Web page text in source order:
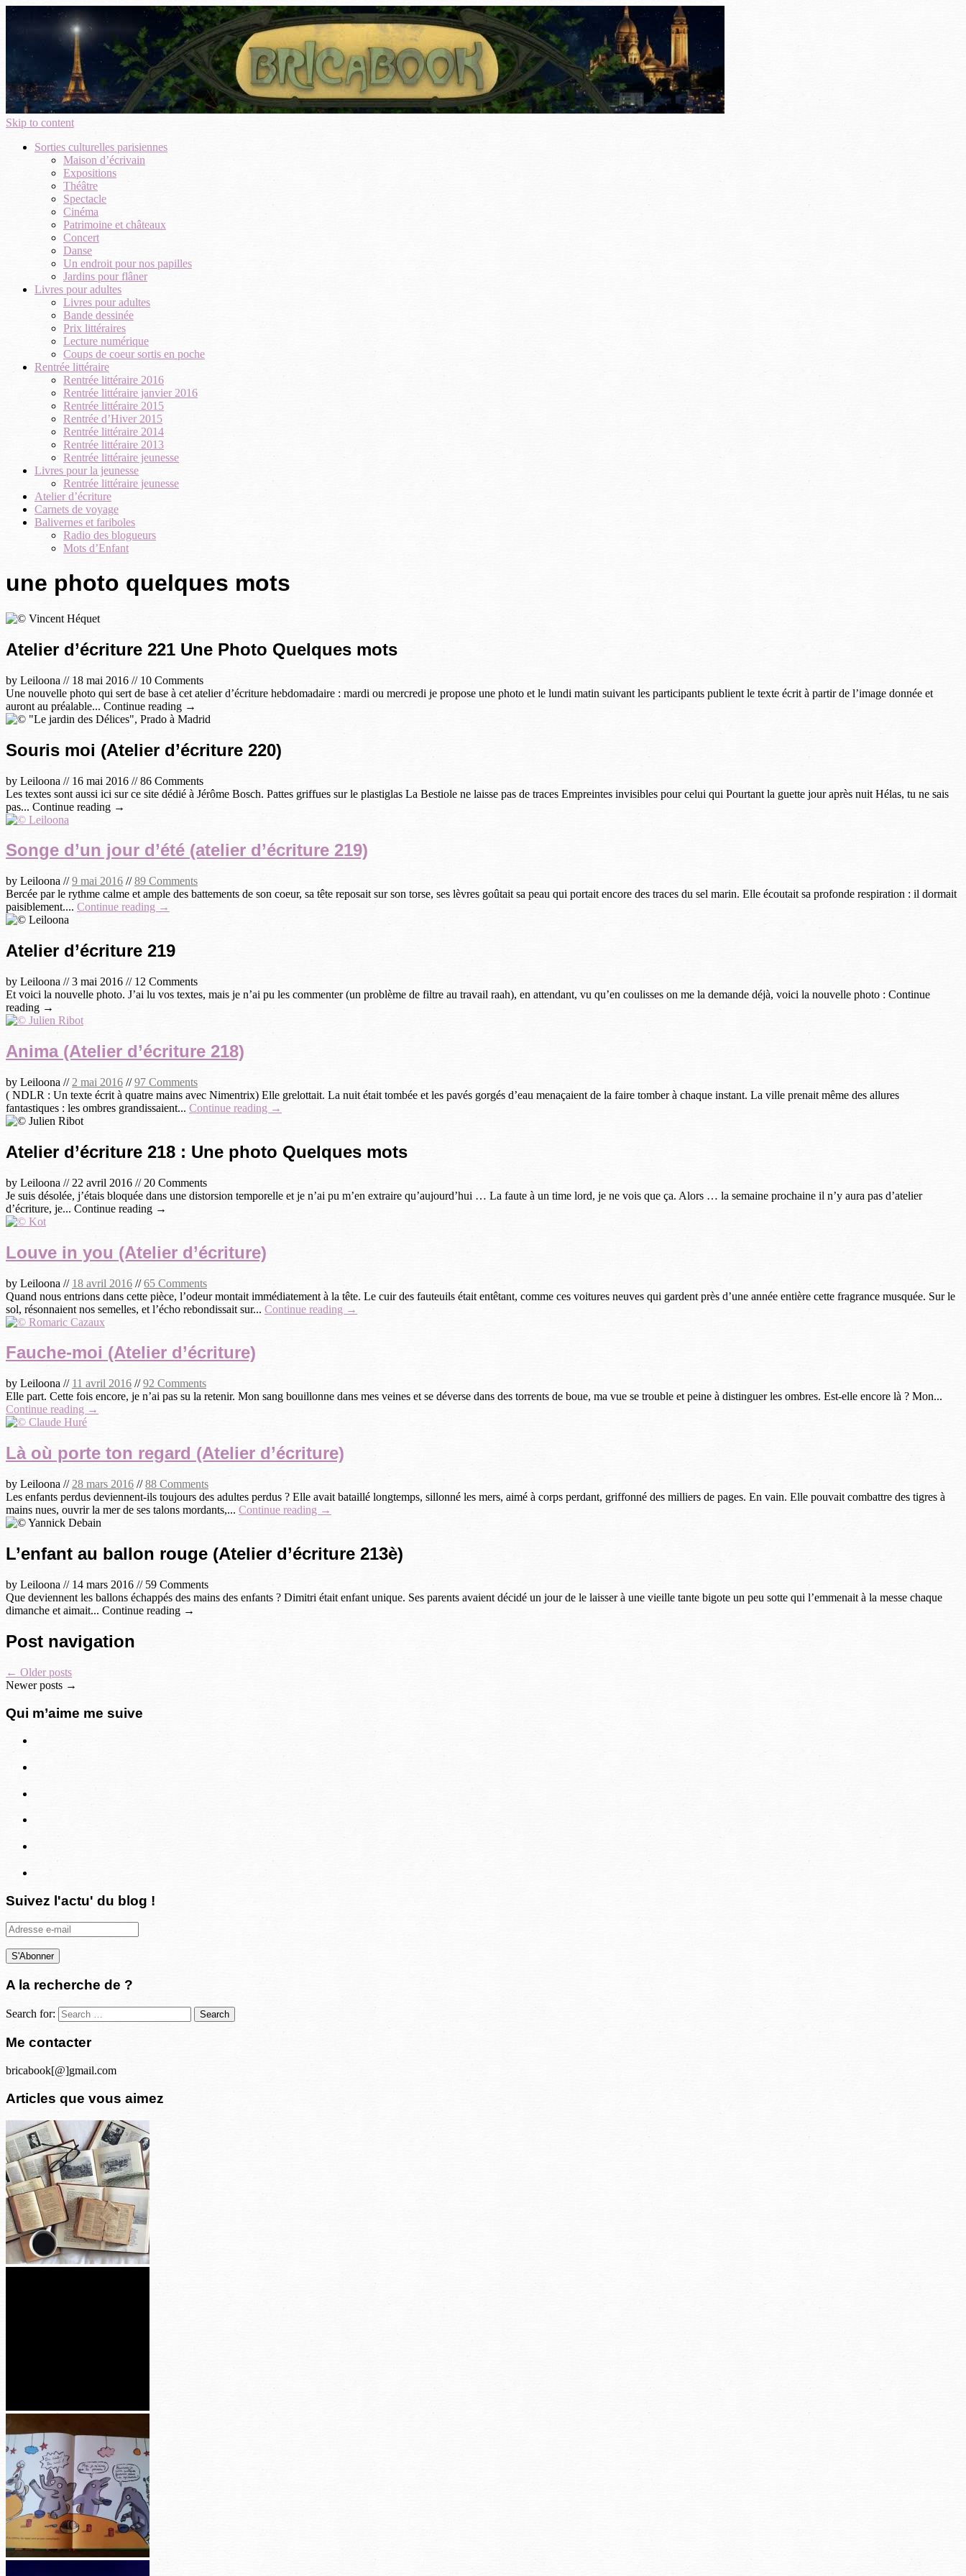
Skip to content
Sorties culturelles parisiennes
Maison d’écrivain
Expositions
Théâtre
Spectacle
Cinéma
Patrimoine et châteaux
Concert
Danse
Un endroit pour nos papilles
Jardins pour flâner
Livres pour adultes
Livres pour adultes
Bande dessinée
Prix littéraires
Lecture numérique
Coups de coeur sortis en poche
Rentrée littéraire
Rentrée littéraire 2016
Rentrée littéraire janvier 2016
Rentrée littéraire 2015
Rentrée d’Hiver 2015
Rentrée littéraire 2014
Rentrée littéraire 2013
Rentrée littéraire jeunesse
Livres pour la jeunesse
Rentrée littéraire jeunesse
Atelier d’écriture
Carnets de voyage
Balivernes et fariboles
Radio des blogueurs
Mots d’Enfant
une photo quelques mots
Atelier d’écriture 221 Une Photo Quelques mots
by Leiloona // 18 mai 2016 // 10 Comments
Une nouvelle photo qui sert de base à cet atelier d’écriture hebdomadaire : mardi ou mercredi je propose une photo et le lundi matin suivant les participants publient le texte écrit à partir de l’image donnée et
auront au préalable... Continue reading →
Souris moi (Atelier d’écriture 220)
by Leiloona // 16 mai 2016 //86 Comments
Les textes sont aussi ici sur ce site dédié à Jérôme Bosch. Pattes griffues sur le plastiglas La Bestiole ne laisse pas de traces Empreintes invisibles pour celui qui Pourtant la guette jour après nuit Hélas, tu ne sais
pas... Continue reading →
Songe d’un jour d’été (atelier d’écriture 219)
by Leiloona //9 mai 2016 //89 Comments
Bercée par le rythme calme et ample des battements de son coeur, sa tête reposait sur son torse, ses lèvres goûtait sa peau qui portait encore des traces du sel marin. Elle écoutait sa profonde respiration : il dormait
paisiblement.... Continue reading →
Atelier d’écriture 219
by Leiloona //3 mai 2016 // 12 Comments
Et voici la nouvelle photo. J’ai lu vos textes, mais je n’ai pu les commenter (un problème de filtre au travail raah), en attendant, vu qu’en coulisses on me la demande déjà, voici la nouvelle photo : Continue
reading →
Anima (Atelier d’écriture 218)
by Leiloona // 2 mai 2016 //97 Comments
( NDLR : Un texte écrit à quatre mains avec Nimentrix) Elle grelottait. La nuit était tombée et les pavés gorgés d’eau menaçaient de la faire tomber à chaque instant. La ville prenait même des allures
fantastiques : les ombres grandissaient... Continue reading →
Atelier d’écriture 218 : Une photo Quelques mots
by Leiloona // 22 avril 2016 //20 Comments
Je suis désolée, j’étais bloquée dans une distorsion temporelle et je n’ai pu m’en extraire qu’aujourd’hui … La faute à un time lord, je ne vois que ça. Alors … la semaine prochaine il n’y aura pas d’atelier
d’écriture, je... Continue reading →
Louve in you (Atelier d’écriture)
by Leiloona // 18 avril 2016 //65 Comments
Quand nous entrions dans cette pièce, l’odeur montait immédiatement à la tête. Le cuir des fauteuils était entêtant, comme ces voitures neuves qui gardent près d’une année entière cette fragrance musquée. Sur le
sol, résonnaient nos semelles, et l’écho rebondissait sur... Continue reading →
Fauche-moi (Atelier d’écriture)
by Leiloona // 11 avril 2016 //92 Comments
Elle part. Cette fois encore, je n’ai pas su la retenir. Mon sang bouillonne dans mes veines et se déverse dans des torrents de boue, ma vue se trouble et peine à distinguer les ombres. Est-elle encore là ? Mon...
Continue reading →
Là où porte ton regard (Atelier d’écriture)
by Leiloona // 28 mars 2016 //88 Comments
Les enfants perdus deviennent-ils toujours des adultes perdus ? Elle avait bataillé longtemps, sillonné les mers, aimé à corps perdant, griffonné des milliers de pages. En vain. Elle pouvait combattre des tigres à
mains nues, ouvrir la mer de ses talons mordants,... Continue reading →
L’enfant au ballon rouge (Atelier d’écriture 213è)
by Leiloona // 14 mars 2016 // 59 Comments
Que deviennent les ballons échappés des mains des enfants ? Dimitri était enfant unique. Ses parents avaient décidé un jour de le laisser à une vieille tante bigote un peu sotte qui l’emmenait à la messe chaque
dimanche et aimait... Continue reading →
Post navigation
← Older posts
Newer posts →
Qui m’aime me suive
Suivez l'actu' du blog !
Adresse
e-
mail
A la recherche de ?
Search for:
Me contacter
bricabook[@]gmail.com
Articles que vous aimez